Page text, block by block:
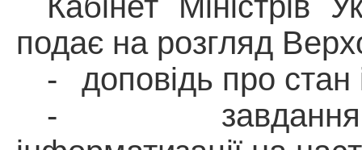
подає на розгляд
-
доповідь про стан
-